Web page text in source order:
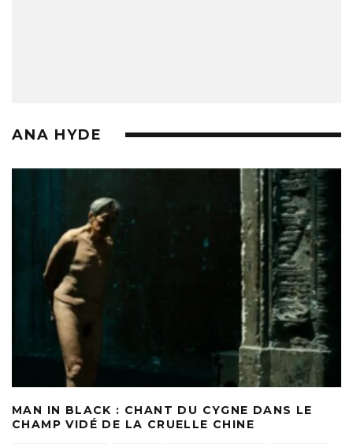
ANA HYDE
MAN IN BLACK : CHANT DU CYGNE DANS LE
CHAMP VIDÉ DE LA CRUELLE CHINE